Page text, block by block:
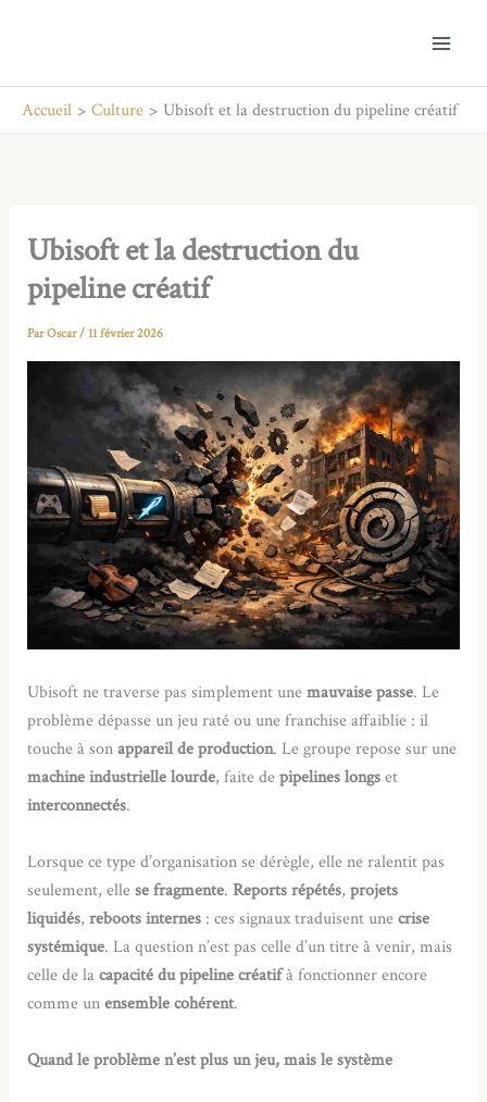
Accueil
Culture Ubisoft et la destruction du pipeline créatif
Ubisoft et la destruction du
pipeline créatif
ParOscar/11 février 2026
Ubisoft ne traverse pas simplement unemauvaise passe. Le
problème dépasse un jeu raté ou une franchise affaiblie : il
touche à sonappareil de production. Le groupe repose sur une
machine industrielle lourde, faite depipelines longset
interconnectés.
Lorsque ce type d’organisation se dérègle, elle ne ralentit pas
seulement, ellese fragmente.Reports répétés,projets
liquidés,reboots internes : ces signaux traduisent unecrise
systémique. La question n’est pas celle d’un titre à venir, mais
celle de lacapacité du pipeline créatifà fonctionner encore
comme unensemble cohérent.
Quand le problème n’est plus un jeu, mais le système